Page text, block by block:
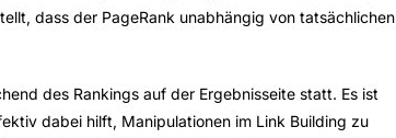
dass der PageRank unabhängig von tatsächlichen
des Rankings auf der Ergebnisseite statt. Es ist
dabei hilft, Manipulationen im Link Building zu